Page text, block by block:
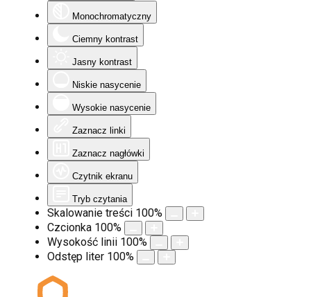
Monochromatyczny
Ciemny kontrast
Jasny kontrast
Niskie nasycenie
Wysokie nasycenie
Zaznacz linki
Zaznacz nagłówki
Czytnik ekranu
Tryb czytania
Skalowanie treści 100%
Czcionka 100%
Wysokość linii 100%
Odstęp liter 100%